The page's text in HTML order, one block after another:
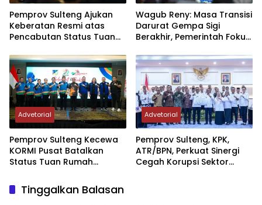
Pemprov Sulteng Ajukan
Keberatan Resmi atas
Pencabutan Status Tuan
2027
Wagub Reny: Masa Transisi
Darurat Gempa Sigi
Berakhir, Pemerintah Fokus
Advetorial
Pemprov Sulteng Kecewa
KORMI Pusat Batalkan
Status Tuan Rumah
Keputusan Sepihak dan
Tanpa Koordinasi
Advetorial
Pemprov Sulteng, KPK,
ATR/BPN, Perkuat Sinergi
Cegah Korupsi Sektor
Tinggalkan Balasan